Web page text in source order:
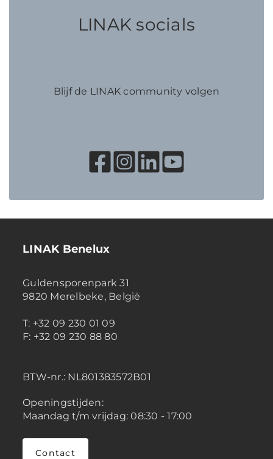
LINAK socials
Blijf de LINAK community volgen
LINAK Benelux
Guldensporenpark 31
9820 Merelbeke, België
T: +32 09 230 01 09
F: +32 09 230 88 80
BTW-nr.: NL801383572B01
Openingstijden:
Maandag t/m vrijdag: 08:30 - 17:00
Contact